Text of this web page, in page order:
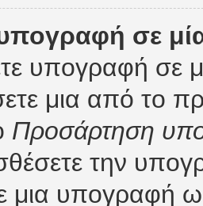
σε
υπογραφή σε
μια από το
Προσάρτηση
την
μια υπογραφή